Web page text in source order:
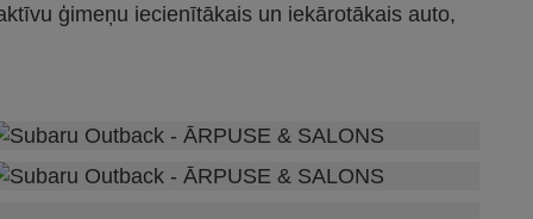
ģimeņu iecienītākais un iekārotākais auto,